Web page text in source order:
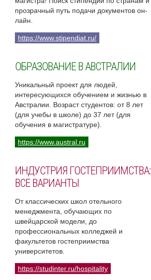
прозрачный путь подачи документов он-
лайн.
https://www.stipendiat.ru/
ОБРАЗОВАНИЕ В АВСТРАЛИИ
Уникальный проект для людей,
интересующихся обучением и жизнью в
Австралии. Возраст студентов: от 8 лет
(для учебы в школе) до 37 лет (для
обучения в магистратуре).
https://www.austral.ru
ИНДУСТРИЯ ГОСТЕПРИИМСТВА:
ВСЕ ВАРИАНТЫ
От классических школ отельного
менеджмента, обучающих по
швейцарской модели, до
профессиональных колледжей и
факультетов гостеприимства
университетов.
https://studinter.ru/hospitality